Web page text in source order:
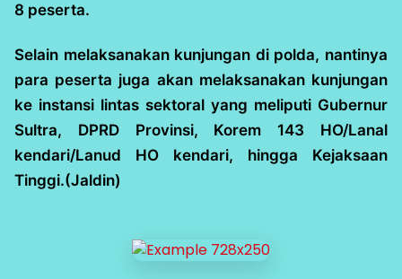
8 peserta.
Selain melaksanakan kunjungan di polda, nantinya
para peserta juga akan melaksanakan kunjungan
ke instansi lintas sektoral yang meliputi Gubernur
Sultra, DPRD Provinsi, Korem 143 HO/Lanal
kendari/Lanud HO kendari, hingga Kejaksaan
Tinggi.(Jaldin)